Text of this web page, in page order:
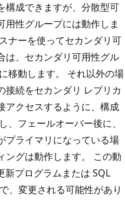
構成できますが、分散型可
用性グループには動作しま
ナーを使ってセカンダリ可
は、セカンダリ可用性グル
移動します。 それ以外の場
接続をセカンダリ レプリカ
アクセスするように、構成
、フェールオーバー後に、
プライマリになっている場
ングは動作します。 この動
新プログラムまたは SQL
、変更される可能性があり